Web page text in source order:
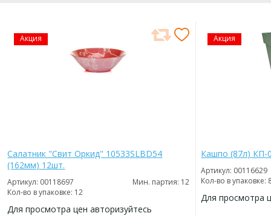
Акция
Салатник "Свит Оркид" 10533SLBD54
(162мм) 12шт.
Артикул: 00118697
Мин. партия: 12
Кол-во в упаковке: 12
Для просмотра цен авторизуйтесь
Акция
Кашпо (87л) КП-
Артикул: 00116629
Кол-во в упаковке:
Для просмотра